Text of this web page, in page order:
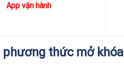
App vận hành
thức mở khóa